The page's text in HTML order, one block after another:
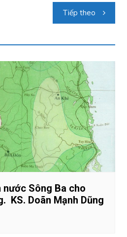
Tiếp theo
nước Sông Ba cho
KS. Doãn Mạnh Dũng